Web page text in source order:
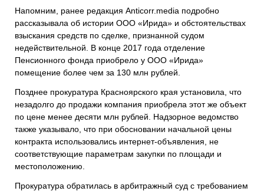
Напомним, ранее редакция Anticorr.media подробно
рассказывала об истории ООО «Ирида» и обстоятельствах
взыскания средств по сделке, признанной судом
недействительной. В конце 2017 года отделение
Пенсионного фонда приобрело у ООО «Ирида»
помещение более чем за 130 млн рублей.
Позднее прокуратура Красноярского края установила, что
незадолго до продажи компания приобрела этот же объект
по цене менее десяти млн рублей. Надзорное ведомство
также указывало, что при обосновании начальной цены
контракта использовались интернет-объявления, не
соответствующие параметрам закупки по площади и
местоположению.
Прокуратура обратилась в арбитражный суд с требованием